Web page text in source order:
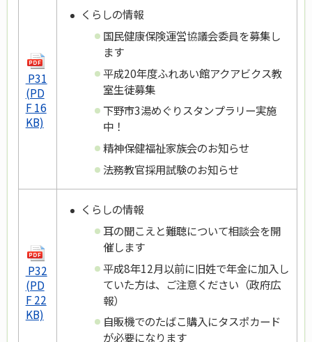
P31
(PD
F 16
KB)
くらしの情報
国民健康保険運営協議会委員を募集し
ます
平成20年度ふれあい館アクアビクス教
室生徒募集
下野市3湯めぐりスタンプラリー実施
中！
精神保健福祉家族会のお知らせ
法務教官採用試験のお知らせ
P32
(PD
F 22
KB)
くらしの情報
耳の聞こえと難聴について相談会を開
催します
平成8年12月以前に旧姓で年金に加入し
ていた方は、ご注意ください（政府広
報）
自販機でのたばこ購入にタスポカード
が必要になります